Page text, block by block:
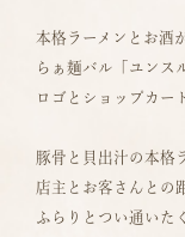
本格ラーメンとお酒
らぁ麺バル「ユンス
ロゴとショップカー
豚骨と貝出汁の本格
店主とお客さんとの
ふらりとつい通いた